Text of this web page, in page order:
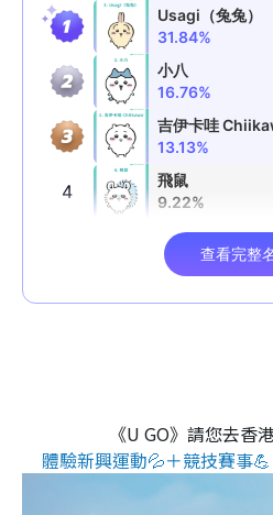
《U GO》請您去香
體驗新興運動💦＋競技賽事